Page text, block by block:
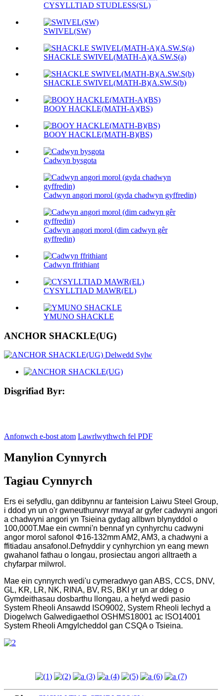
CYSYLLTIAD STUDLESS(SL)
SWIVEL(SW)
SHACKLE SWIVEL(MATH-A)(A.SW.S(a)
SHACKLE SWIVEL(MATH-B)(A.SW.S(b)
BOOY HACKLE(MATH-A)(BS)
BOOY HACKLE(MATH-B)(BS)
Cadwyn bysgota
Cadwyn angori morol (gyda chadwyn gyffredin)
Cadwyn angori morol (dim cadwyn gêr
gyffredin)
Cadwyn ffrithiant
CYSYLLTIAD MAWR(EL)
YMUNO SHACKLE
ANCHOR SHACKLE(UG)
Disgrifiad Byr:
Anfonwch e-bost atom Lawrlwythwch fel PDF
Manylion Cynnyrch
Tagiau Cynnyrch
Ers ei sefydlu, gan ddibynnu ar fanteision Laiwu Steel Group,
i ddod yn un o'r gwneuthurwyr mwyaf ar gyfer cadwyni angori
a chadwyni angori yn Tsieina gydag allbwn blynyddol o
100,000T.Mae ein cwmni'n bennaf yn cynhyrchu cadwyni
angor morol safonol Φ16-132mm AM2, AM3, a chadwyni a
ffitiadau ansafonol.Defnyddir y cynhyrchion yn eang mewn
gwahanol fathau o longau, prosiectau angori alltraeth a
chyfarpar milwrol.
Mae ein cynnyrch wedi'u cymeradwyo gan ABS, CCS, DNV,
GL, KR, LR, NK, RINA, BV, RS, BKI yr un ar ddeg o
Gymdeithasau dosbarthu llongau, a hefyd wedi pasio
System Rheoli Ansawdd ISO9002, System Rheoli Iechyd a
Diogelwch Galwedigaethol OSHMS18001 ac ISO14001
System Rheoli Amgylcheddol gan CSQA o Tsieina.